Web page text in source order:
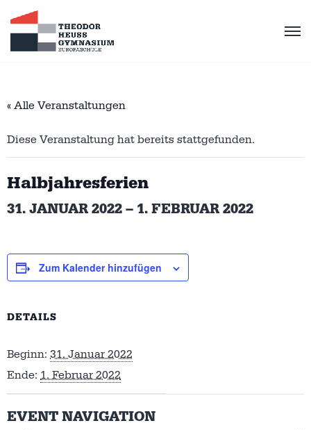
« Alle Veranstaltungen
Diese Veranstaltung hat bereits stattgefunden.
Halbjahresferien
31. JANUAR 2022– 1. FEBRUAR 2022
Zum Kalender hinzufügen
DETAILS
Beginn: 31. Januar 2022
Ende: 1. Februar 2022
EVENT NAVIGATION